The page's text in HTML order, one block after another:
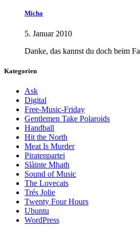
Micha
5. Januar 2010
Danke, das kannst du doch beim
Kategorien
Ask
Digital
Free-Music-Friday
Gentlemen Take Polaroids
Handball
Hit the North
Meat Is Murder
Piratenpartei
Slàinte Mhath
Sound of Music
The Lovecats
Trés Jolie
Twenty Four Hours
Ubuntu
WordPress